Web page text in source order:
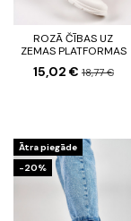
ROZĀ ČĪBAS UZ
ZEMAS PLATFORMAS
15,02 € 18,77 €
Ātra piegāde
-20%